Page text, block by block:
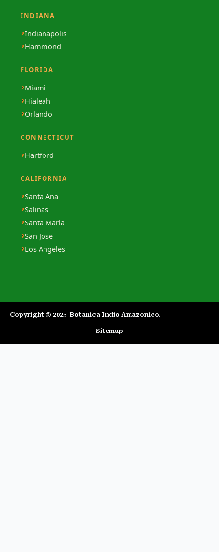
INDIANA
Indianapolis
Hammond
FLORIDA
Miami
Hialeah
Orlando
CONNECTICUT
Hartford
CALIFORNIA
Santa Ana
Salinas
Santa Maria
San Jose
Los Angeles
Copyright ® 2025-Botanica Indio Amazonico.​
Sitemap